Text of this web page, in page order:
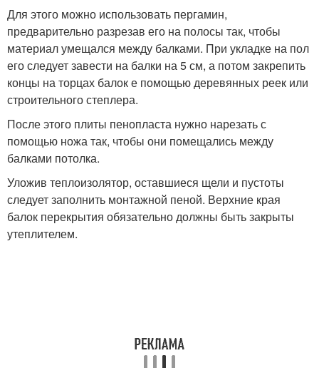
Для этого можно использовать пергамин,
предварительно разрезав его на полосы так, чтобы
материал умещался между балками. При укладке на пол
его следует завести на балки на 5 см, а потом закрепить
концы на торцах балок е помощью деревянных реек или
строительного степлера.
После этого плиты пенопласта нужно нарезать с
помощью ножа так, чтобы они помещались между
балками потолка.
Уложив теплоизолятор, оставшиеся щели и пустоты
следует заполнить монтажной пеной. Верхние края
балок перекрытия обязательно должны быть закрыты
утеплителем.